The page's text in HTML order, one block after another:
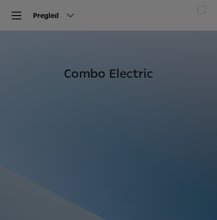
Pregled
Combo Electric